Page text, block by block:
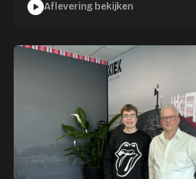
Aflevering bekijken